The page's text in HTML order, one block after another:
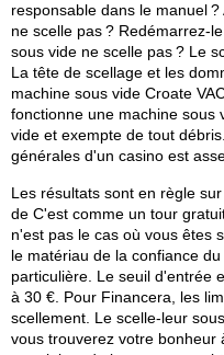
responsable dans le manuel
ne scelle pas ? Redémarrez-
sous vide ne scelle pas ? Le
La tête de scellage et les
machine sous vide Croate
fonctionne une machine sous
vide et exempte de tout
générales d'un casino est
Les résultats sont en règle
de C'est comme un tour
n'est pas le cas où vous êtes
le matériau de la confiance
particulière. Le seuil d'entrée
à 30 €. Pour Financera, les
scellement. Le scelle-leur
vous trouverez votre bonheur